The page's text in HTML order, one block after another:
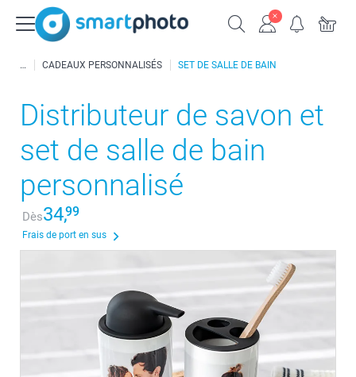
CADEAUX PERSONNALISÉS SET DE SALLE DE BAIN
Distributeur de savon et
set de salle de bain
personnalisé
Dès34,99
Frais de port en sus